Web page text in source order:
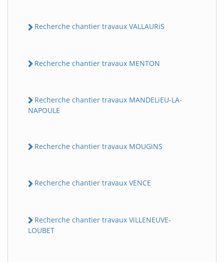
Recherche chantier travaux VALLAURiS
Recherche chantier travaux MENTON
Recherche chantier travaux MANDELiEU-LA-
NAPOULE
Recherche chantier travaux MOUGiNS
Recherche chantier travaux VENCE
Recherche chantier travaux ViLLENEUVE-
LOUBET